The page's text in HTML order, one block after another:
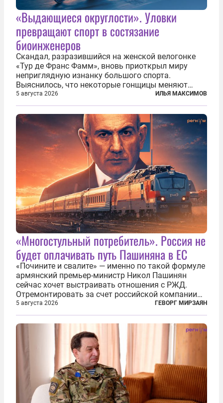
«Выдающиеся округлости». Уловки
превращают спорт в состязание
биоинженеров
Скандал, разразившийся на женской велогонке
«Тур де Франс Фамм», вновь приоткрыл миру
неприглядную изнанку большого спорта.
Выяснилось, что некоторые гонщицы меняют
размер груди ради улучшения аэродинамики. За
фасадом труда, мастерства, упорства и
благородства, которые мы привыкли
ассоциировать с...
5 августа 2026 ИЛЬЯ МАКСИМОВ
«Многостульный потребитель». Россия не
будет оплачивать путь Пашиняна в ЕС
«Почините и свалите» — именно по такой формуле
армянский премьер-министр Никол Пашинян
сейчас хочет выстраивать отношения с РЖД.
Отремонтировать за счет российской компании
железнодорожную инфраструктуру в районе
прохождения TRIPP (коридора, который должен
связать Азербайджан и Турцию через...
5 августа 2026 ГЕВОРГ МИРЗАЯН